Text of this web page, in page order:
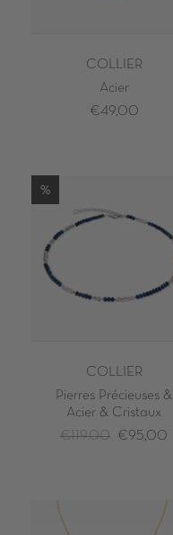
COLLIER
Acier
€49,00
%
COLLIER
Pierres Précieuses &
Acier & Cristaux
€119,00
€95,00